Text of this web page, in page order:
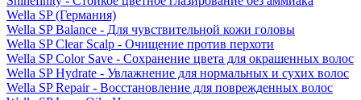
Wella SP (Германия)
Wella SP Balance - Для чувствительной кожи головы
Wella SP Clear Scalp - Очищение против перхоти
Wella SP Color Save - Сохранение цвета для окрашенных волос
Wella SP Hydrate - Увлажнение для нормальных и сухих волос
Wella SP Repair - Восстановление для поврежденных волос